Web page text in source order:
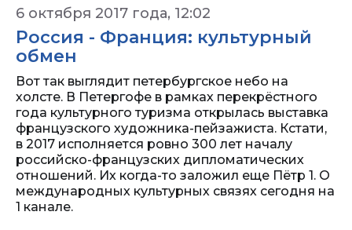
6 октября 2017 года, 12:02
Россия - Франция: культурный
обмен
Вот так выглядит петербургское небо на
холсте. В Петергофе в рамках перекрёстного
года культурного туризма открылась выставка
французского художника-пейзажиста. Кстати,
в 2017 исполняется ровно 300 лет началу
российско-французских дипломатических
отношений. Их когда-то заложил еще Пётр 1. О
международных культурных связях сегодня на
1 канале.